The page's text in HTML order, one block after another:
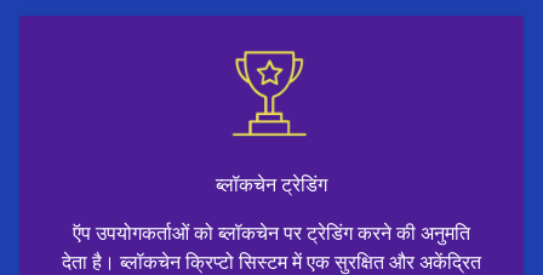
ब्लॉकचेन ट्रेडिंग
ऍप उपयोगकर्ताओं को ब्लॉकचेन पर ट्रेडिंग करने की अनुमति
देता है। ब्लॉकचेन क्रिप्टो सिस्टम में एक सुरक्षित और अकेंद्रित